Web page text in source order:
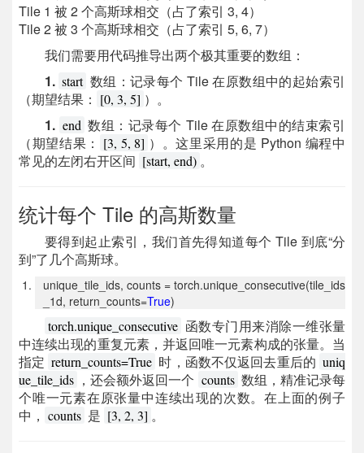
Tile 1 被 2 个高斯球相交（占了索引 3, 4）
Tile 2 被 3 个高斯球相交（占了索引 5, 6, 7）
我们需要用代码推导出两个极其重要的数组：
1. start 数组：记录每个 Tile 在原数组中的起始索引
（期望结果： [0, 3, 5] ）。
1. end 数组：记录每个 Tile 在原数组中的结束索引
（期望结果：
[3, 5, 8] ）。这里采用的是 Python 编程中
常见的左闭右开区间 [start, end) 。
统计每个 Tile 的高斯数量
要得到起止索引，我们首先得知道每个 Tile 到底“分
到”了几个高斯球。
unique_tile_ids, counts = torch.unique_consecutive(tile_ids
_1d, return_counts=True)
torch.unique_consecutive 函数专门用来消除一维张量
中连续出现的重复元素，并返回唯一元素构成的张量。当
指定 return_counts=True 时，函数不仅返回去重后的 uniq
ue_tile_ids ，还会额外返回一个 counts 数组，精准记录每
个唯一元素在原张量中连续出现的次数。在上面的例子
中， counts 是 [3, 2, 3] 。